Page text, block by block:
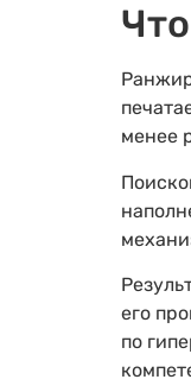
менее
его
по